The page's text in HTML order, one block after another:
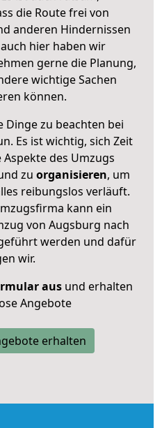
die Route frei von
anderen Hindernissen
hier haben wir
gerne die Planung,
wichtige Sachen
können.
Dinge zu beachten bei
Es ist wichtig, sich Zeit
des Umzugs
zu organisieren, um
reibungslos verläuft.
kann ein
von Augsburg nach
werden und dafür
wir.
ausund erhalten
Angebote
erhalten